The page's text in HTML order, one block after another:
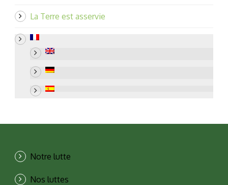
La Terre est asservie
Notre lutte
Nos luttes